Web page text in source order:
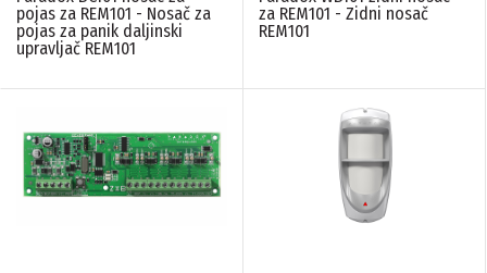
pojas za REM101 - Nosač za
pojas za panik daljinski
upravljač REM101
za REM101 - Zidni nosač
REM101